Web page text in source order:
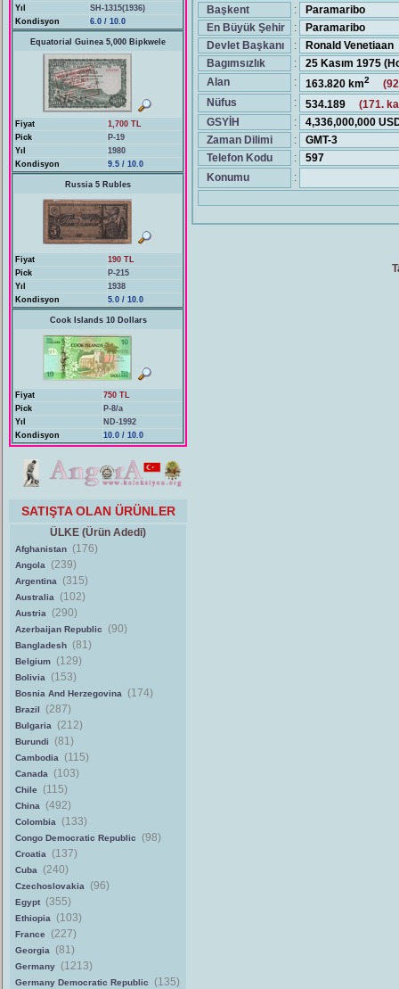
Yıl
SH-1315(1936)
Kondisyon
6.0 / 10.0
Equatorial Guinea 5,000 Bipkwele
Fiyat
1,700 TL
Pick
P-19
Yıl
1980
Kondisyon
9.5 / 10.0
Russia 5 Rubles
Fiyat
190 TL
Pick
P-215
Yıl
1938
Kondisyon
5.0 / 10.0
Cook Islands 10 Dollars
Fiyat
750 TL
Pick
P-8/a
Yıl
ND-1992
Kondisyon
10.0 / 10.0
SATIŞTA OLAN ÜRÜNLER
ÜLKE (Ürün Adedi)
Afghanistan (176)
Angola (239)
Argentina (315)
Australia (102)
Austria (290)
Azerbaijan Republic (90)
Bangladesh (81)
Belgium (129)
Bolivia (153)
Bosnia And Herzegovina (174)
Brazil (287)
Bulgaria (212)
Burundi (81)
Cambodia (115)
Canada (103)
Chile (115)
China (492)
Colombia (133)
Congo Democratic Republic (98)
Croatia (137)
Cuba (240)
Czechoslovakia (96)
Egypt (355)
Ethiopia (103)
France (227)
Georgia (81)
Germany (1213)
Germany Democratic Republic (135)
Başkent
:
Paramaribo
En Büyük Şehir
:
Paramaribo
Devlet Başkanı
:
Ronald Venetiaan
Bagımsızlık
:
25 Kasım 1975
Alan
: 163.820 km2
Nüfus
: 534.189 (171.
GSYİH
:
4,336,000,000
Zaman Dilimi
:
GMT-3
Telefon Kodu
:
597
Konumu
: